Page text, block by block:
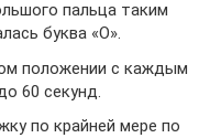
пальца таким
буква «О».
положении с каждым
60 секунд.
по крайней мере по